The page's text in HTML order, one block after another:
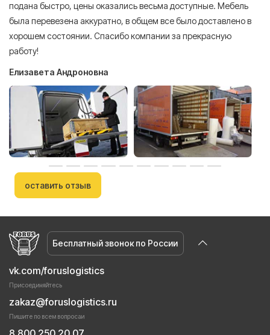
подана быстро, цены оказались весьма доступные. Мебель
была перевезена аккуратно, в общем все было доставлено в
хорошем состоянии. Спасибо компании за прекрасную
работу!
Елизавета Андроновна
оставить отзыв
Бесплатный звонок по России
vk.com/foruslogistics
Присоединяйтесь
zakaz@foruslogistics.ru
Пишите по всем вопросаи